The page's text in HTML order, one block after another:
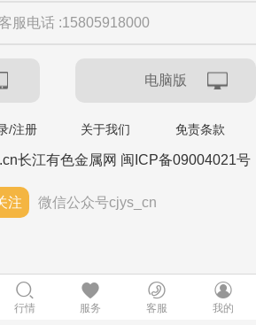
客服电话 :15805918000
电脑版
/注册 关于我们 免责条款
长江有色金属网 闽ICP备09004021号
注 微信公众号cjys_cn
行情 服务 客服 我的